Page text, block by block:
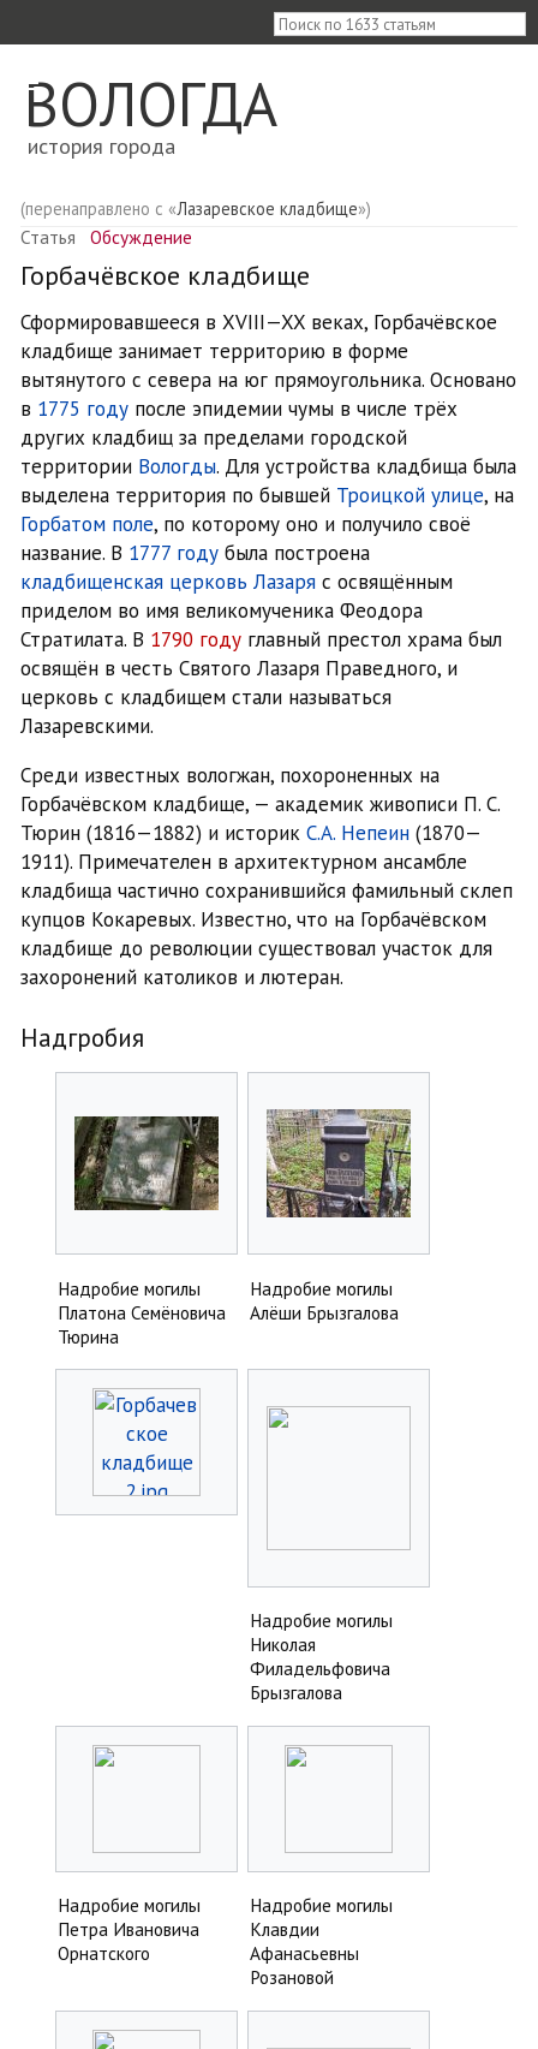
ВОЛОГДА
история города
≡
(перенаправлено с «Лазаревское кладбище»)
Статья Обсуждение
Горбачёвское кладбище
Сформировавшееся в XVIII—XX веках, Горбачёвское
кладбище занимает территорию в форме
вытянутого с севера на юг прямоугольника. Основано
в 1775 году после эпидемии чумы в числе трёх
других кладбищ за пределами городской
территории Вологды. Для устройства кладбища была
выделена территория по бывшей Троицкой улице, на
Горбатом поле, по которому оно и получило своё
название. В 1777 году была построена
кладбищенская церковь Лазаря с освящённым
приделом во имя великомученика Феодора
Стратилата. В 1790 году главный престол храма был
освящён в честь Святого Лазаря Праведного, и
церковь с кладбищем стали называться
Лазаревскими.
Среди известных вологжан, похороненных на
Горбачёвском кладбище, — академик живописи П. С.
Тюрин (1816—1882) и историкС.А. Непеин (1870—
1911). Примечателен в архитектурном ансамбле
кладбища частично сохранившийся фамильный склеп
купцов Кокаревых. Известно, что на Горбачёвском
кладбище до революции существовал участок для
захоронений католиков и лютеран.
Надгробия
Надробие могилы
Платона Семёновича
Тюрина
Надробие могилы
Алёши Брызгалова
Надробие могилы
Николая
Филадельфовича
Брызгалова
Надробие могилы
Петра Ивановича
Орнатского
Надробие могилы
Клавдии
Афанасьевны
Розановой